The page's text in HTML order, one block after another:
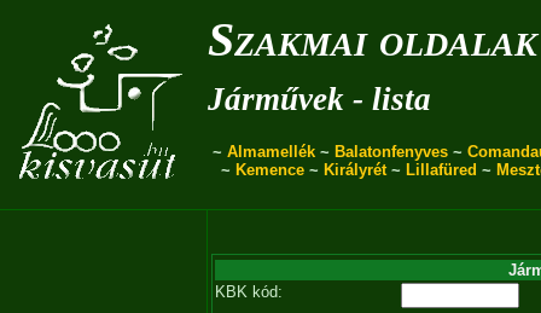
Szakmai oldalak
Járművek - lista
~ Almamellék ~ Balatonfenyves ~
~ Kemence~ Királyrét~ Lillafüred ~
KBK kód: